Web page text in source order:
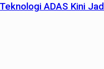
ADAS Kini